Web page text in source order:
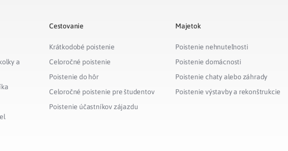
a
Cestovanie
Krátkodobé poistenie
Celoročné poistenie
Poistenie do hôr
Celoročné poistenie pre študentov
Poistenie účastníkov zájazdu
Majetok
Poistenie nehnuteľnosti
Poistenie domácnosti
Poistenie chaty alebo záhrady
Poistenie výstavby a rekonštrukcie